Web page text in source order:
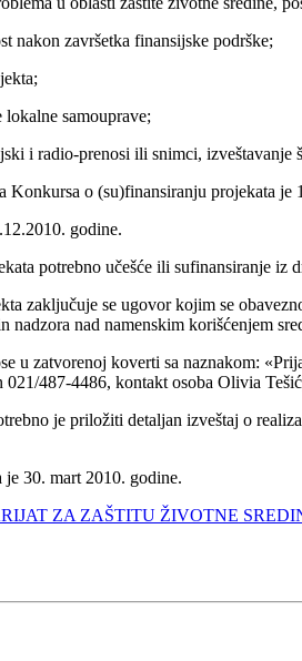
završetka finansijske podrške;
samouprave;
i radio-prenosi ili snimci, izveštavanje
Konkursa o (su)finansiranju projekata je
godine.
potrebno učešće ili sufinansiranje
zaključuje se ugovor kojim se
nadzora nad namenskim korišćenjem
u zatvorenoj koverti sa naznakom:
487-4486, kontakt osoba Olivia
je priložiti detaljan izveštaj o
je 30. mart 2010. godine.
ZA ZAŠTITU ŽIVOTNE